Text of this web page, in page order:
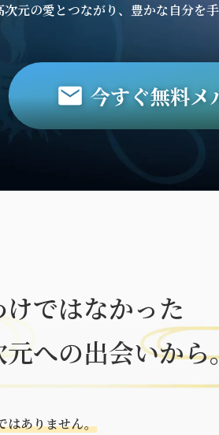
次元の愛とつながり、豊かな自分を
けではなかった
元への出会いから
はありません。